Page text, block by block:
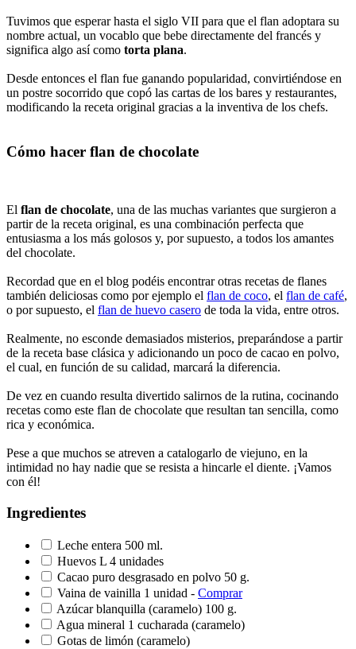
Tuvimos que esperar hasta el siglo VII para que el flan adoptara su
nombre actual, un vocablo que bebe directamente del francés y
significa algo así como torta plana.
Desde entonces el flan fue ganando popularidad, convirtiéndose en
un postre socorrido que copó las cartas de los bares y restaurantes,
modificando la receta original gracias a la inventiva de los chefs.
Cómo hacer flan de chocolate
El flan de chocolate, una de las muchas variantes que surgieron a
partir de la receta original, es una combinación perfecta que
entusiasma a los más golosos y, por supuesto, a todos los amantes
del chocolate.
Recordad que en el blog podéis encontrar otras recetas de flanes
también deliciosas como por ejemplo el flan de coco, el flan de café,
o por supuesto, el flan de huevo casero de toda la vida, entre otros.
Realmente, no esconde demasiados misterios, preparándose a partir
de la receta base clásica y adicionando un poco de cacao en polvo,
el cual, en función de su calidad, marcará la diferencia.
De vez en cuando resulta divertido salirnos de la rutina, cocinando
recetas como este flan de chocolate que resultan tan sencilla, como
rica y económica.
Pese a que muchos se atreven a catalogarlo de viejuno, en la
intimidad no hay nadie que se resista a hincarle el diente. ¡Vamos
con él!
Ingredientes
Leche entera 500 ml.
Huevos L 4 unidades
Cacao puro desgrasado en polvo 50 g.
Vaina de vainilla 1 unidad - Comprar
Azúcar blanquilla (caramelo) 100 g.
Agua mineral 1 cucharada (caramelo)
Gotas de limón (caramelo)